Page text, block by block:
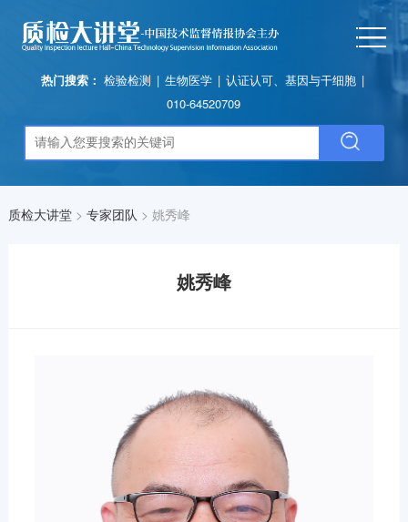
热门搜索： 检验检测 | 生物医学 | 认证认可、基因与干细胞 |
010-64520709
质检大讲堂> 专家团队 > 姚秀峰
姚秀峰